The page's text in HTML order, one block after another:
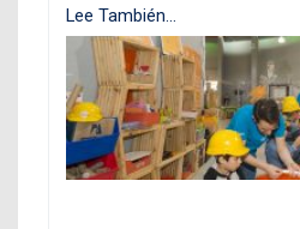
Lee También...